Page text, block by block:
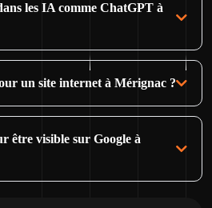
les IA comme ChatGPT à
un site internet à Mérignac ?
être visible sur Google à